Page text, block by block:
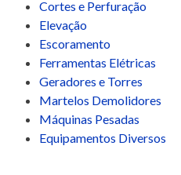
Cortes e Perfuração
Elevação
Escoramento
Ferramentas Elétricas
Geradores e Torres
Martelos Demolidores
Máquinas Pesadas
Equipamentos Diversos